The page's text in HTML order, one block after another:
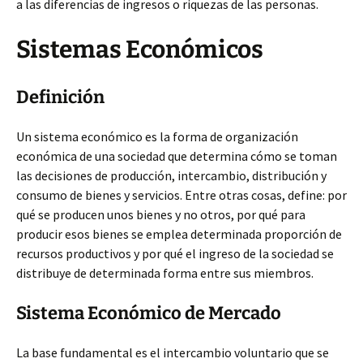
a las diferencias de ingresos o riquezas de las personas.
Sistemas Económicos
Definición
Un sistema económico es la forma de organización
económica de una sociedad que determina cómo se toman
las decisiones de producción, intercambio, distribución y
consumo de bienes y servicios. Entre otras cosas, define: por
qué se producen unos bienes y no otros, por qué para
producir esos bienes se emplea determinada proporción de
recursos productivos y por qué el ingreso de la sociedad se
distribuye de determinada forma entre sus miembros.
Sistema Económico de Mercado
La base fundamental es el intercambio voluntario que se